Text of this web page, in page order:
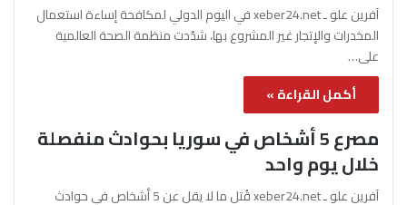
آفرين علو ـ xeber24.net في اليوم الدولي لمكافحة إساءة استعمال
المخدرات والإتجار غير المشروع بها، شدّدت منظمة الصحة العالمية
على…
أكمل القراءة »
مصرع 5 أشخاص في سوريا بحوادث منفصلة
خلال يوم واحد
آفرين علو ـ xeber24.net قُتل ما لا يقل عن 5 أشخاص في حوادث